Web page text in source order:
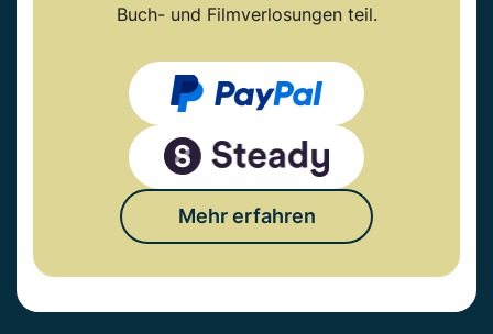
Buch- und Filmverlosungen teil.
Mehr erfahren